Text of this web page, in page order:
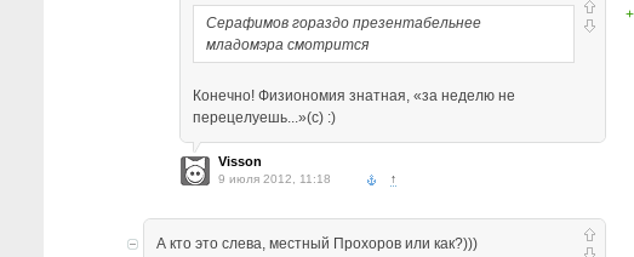
Серафимов гораздо презентабельнее
младомэра смотрится
Конечно! Физиономия знатная, «за неделю не
перецелуешь...»(с) :)
Visson
9 июля 2012, 11:18 ↑
А кто это слева, местный Прохоров или как?)))